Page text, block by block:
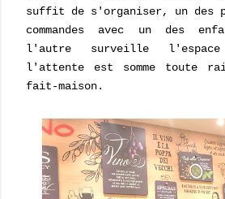
suffit de s'organiser, un des
commandes avec un des
l'autre surveille
l'attente est somme toute
fait-maison.